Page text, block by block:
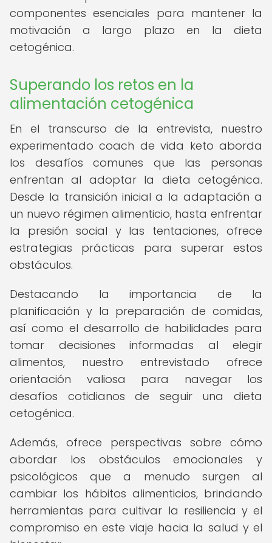
componentes esenciales para mantener la
motivación a largo plazo en la dieta
cetogénica.
Superando los retos en la
alimentación cetogénica
En el transcurso de la entrevista, nuestro
experimentado coach de vida keto aborda
los desafíos comunes que las personas
enfrentan al adoptar la dieta cetogénica.
Desde la transición inicial a la adaptación a
un nuevo régimen alimenticio, hasta enfrentar
la presión social y las tentaciones, ofrece
estrategias prácticas para superar estos
obstáculos.
Destacando la importancia de la
planificación y la preparación de comidas,
así como el desarrollo de habilidades para
tomar decisiones informadas al elegir
alimentos, nuestro entrevistado ofrece
orientación valiosa para navegar los
desafíos cotidianos de seguir una dieta
cetogénica.
Además, ofrece perspectivas sobre cómo
abordar los obstáculos emocionales y
psicológicos que a menudo surgen al
cambiar los hábitos alimenticios, brindando
herramientas para cultivar la resiliencia y el
compromiso en este viaje hacia la salud y el